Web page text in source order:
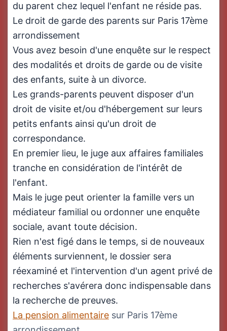
du parent chez lequel l'enfant ne réside pas.
Le droit de garde des parents sur Paris 17ème
arrondissement
Vous avez besoin d'une enquête sur le respect
des modalités et droits de garde ou de visite
des enfants, suite à un divorce.
Les grands-parents peuvent disposer d'un
droit de visite et/ou d'hébergement sur leurs
petits enfants ainsi qu'un droit de
correspondance.
En premier lieu, le juge aux affaires familiales
tranche en considération de l'intérêt de
l'enfant.
Mais le juge peut orienter la famille vers un
médiateur familial ou ordonner une enquête
sociale, avant toute décision.
Rien n'est figé dans le temps, si de nouveaux
éléments surviennent, le dossier sera
réexaminé et l'intervention d'un agent privé de
recherches s'avérera donc indispensable dans
la recherche de preuves.
La pension alimentaire sur Paris 17ème